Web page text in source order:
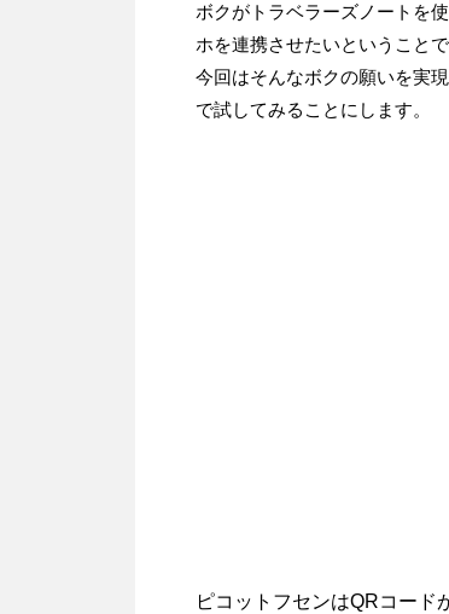
ボクがトラベラーズノートを
ホを連携させたいということで
今回はそんなボクの願いを実
で試してみることにします。
ピコットフセンはQRコード